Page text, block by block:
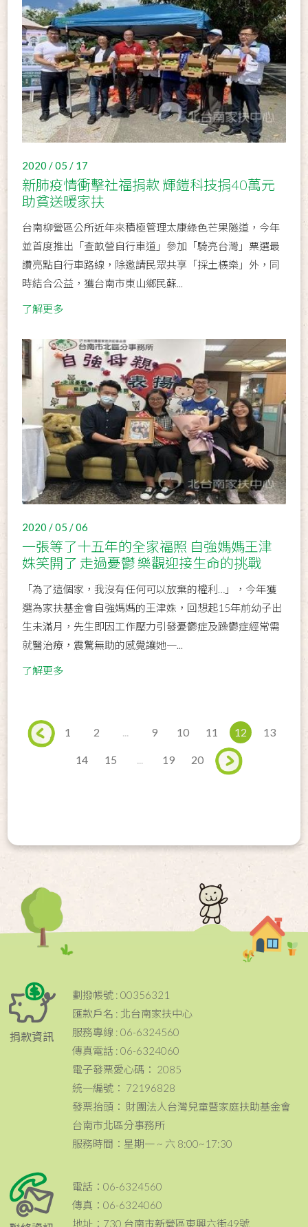
2020 / 05 / 17
新肺疫情衝擊社福捐款 輝鎧科技捐40萬元
助貧送暖家扶
台南柳營區公所近年來積極管理太康綠色芒果隧道，今年
並首度推出「查畝營自行車道」參加「騎亮台灣」票選最
讚亮點自行車路線，除邀請民眾共享「採土檨樂」外，同
時結合公益，獲台南市東山鄉民蘇...
了解更多
2020 / 05 / 06
一張等了十五年的全家福照 自強媽媽王津
姝笑開了 走過憂鬱 樂觀迎接生命的挑戰
「為了這個家，我沒有任何可以放棄的權利…」，今年獲
選為家扶基金會自強媽媽的王津姝，回想起15年前幼子出
生未滿月，先生即因工作壓力引發憂鬱症及躁鬱症經常需
就醫治療，震驚無助的感覺讓她一...
了解更多
1 2 9 10 11 12 13
14 15 19 20
捐款資訊
劃撥帳號 : 00356321
匯款戶名 : 北台南家扶中心
服務專線 : 06-6324560
傳真電話 : 06-6324060
電子發票愛心碼： 2085
統一編號： 72196828
發票抬頭： 財團法人台灣兒童暨家庭扶助基金會
台南市北區分事務所
服務時間：星期一 ~ 六 8:00~17:30
電話：06-6324560
傳真：06-6324060
地址：730 台南市新營區東興六街49號